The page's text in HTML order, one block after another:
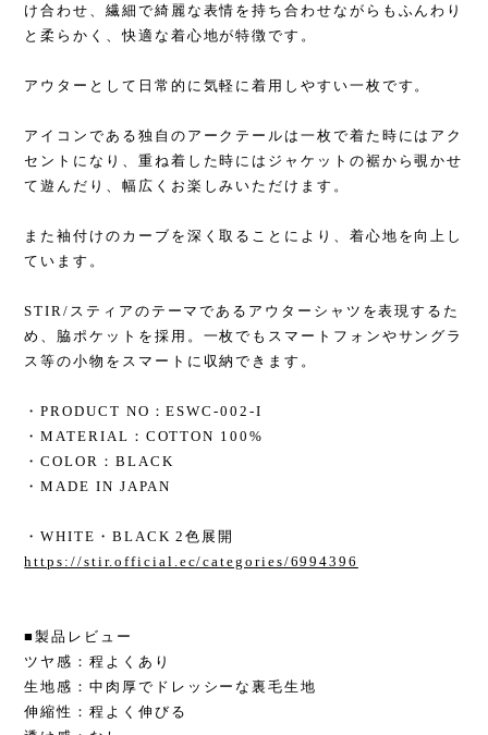
け合わせ、繊細で綺麗な表情を持ち合わせながらもふんわり
と柔らかく、快適な着心地が特徴です。
アウターとして日常的に気軽に着用しやすい一枚です。
アイコンである独自のアークテールは一枚で着た時にはアク
セントになり、重ね着した時にはジャケットの裾から覗かせ
て遊んだり、幅広くお楽しみいただけます。
また袖付けのカーブを深く取ることにより、着心地を向上し
ています。
STIR/スティアのテーマであるアウターシャツを表現するた
め、脇ポケットを採用。一枚でもスマートフォンやサングラ
ス等の小物をスマートに収納できます。
・PRODUCT NO：ESWC-002-I
・MATERIAL：COTTON 100%
・COLOR：BLACK
・MADE IN JAPAN
・WHITE・BLACK 2色展開
https://stir.official.ec/categories/6994396
■製品レビュー
ツヤ感：程よくあり
生地感：中肉厚でドレッシーな裏毛生地
伸縮性：程よく伸びる